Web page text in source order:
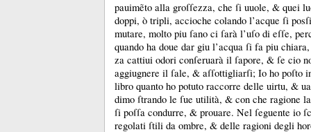
pauimẽto alla groſſezza, che ſi uuole, & quei
doppi, ò tripli, accioche colando l’acque ſi
mutare, molto piu ſano ci ſarà l’uſo di eſſe,
quando ha doue dar giu l’acqua ſi fa piu
za cattiui odori conſeruarà il ſapore, & ſe cio
aggiugnere il ſale, & aſſottigliarſi; Io ho poſto
libro quanto ho potuto raccorre delle uirtu, &
dimo ſtrando le ſue utilità, & con che ragione la
ſi poſſa condurre, & prouare. Nel ſeguente io
regolati ſtili da ombre, & delle ragioni degli